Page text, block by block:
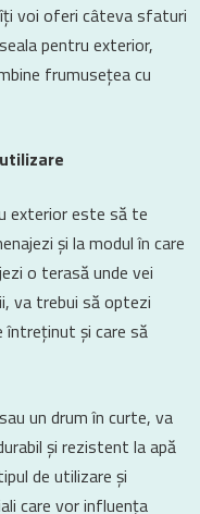
voi oferi câteva sfaturi
pentru exterior,
frumusețea cu
exterior este să te
și la modul în care
o terasă unde vei
va trebui să optezi
întreținut și care să
un drum în curte, va
și rezistent la apă
de utilizare și
care vor influența